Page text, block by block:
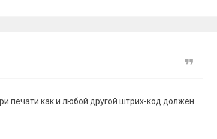
Цитата
печати как и любой другой штрих-код должен